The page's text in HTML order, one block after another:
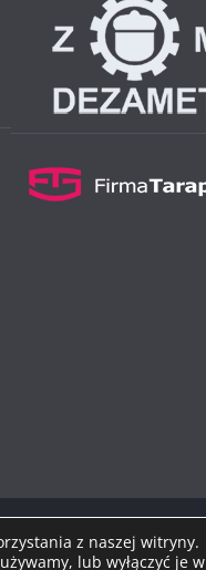
.
z naszej witryny.
lub wyłączyć je w